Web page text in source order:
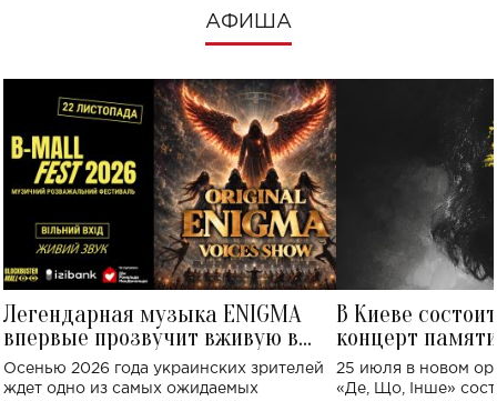
АФИША
Легендарная музыка ENIGMA
впервые прозвучит вживую в
Украине: где состоится концерт
Осенью 2026 года украинских зрителей
ждет одно из самых ожидаемых
В Киеве
концерт
Клименко:
исполнят песни
25 июля в новом
«Де, Що, Інше»